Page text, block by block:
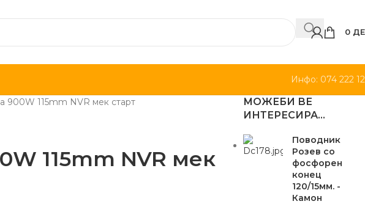
0
Инфо: 074 222
900W 115mm NVR мек старт
115mm NVR мек
МОЖЕБИ ВЕ
ИНТЕРЕСИРА…
Поводник
Розев со
фосфорен
конец
120/15мм. -
Камон